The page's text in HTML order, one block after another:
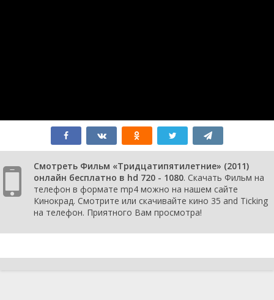
Смотреть Фильм «Тридцатипятилетние» (2011)
онлайн бесплатно в hd 720 - 1080. Скачать Фильм на
телефон в формате mp4 можно на нашем сайте
Кинокрад. Смотрите или скачивайте кино 35 and Ticking
на телефон. Приятного Вам просмотра!